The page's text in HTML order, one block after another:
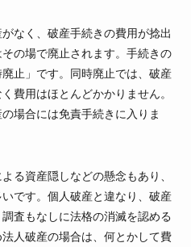
なく、破産手続きの費用が捻出
の場で廃止されます。手続きの
止」です。同時廃止では、破産
費用はほとんどかかりません。
場合には免責手続きに入りま
る資産隠しなどの懸念もあり、
です。個人破産と違なり、破産
査もなしに法格の消滅を認める
人破産の場合は、何とかして費